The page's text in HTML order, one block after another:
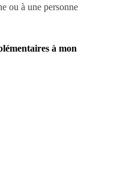
ou à une personne
à mon